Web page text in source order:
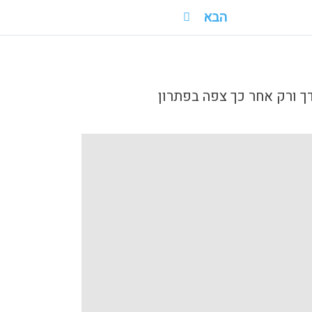
הבא
ורק אחר כך צפה בפתרון